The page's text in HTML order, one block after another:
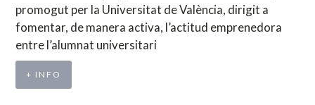
promogut per la Universitat de València, dirigit a
fomentar, de manera activa, l’actitud emprenedora
entre l’alumnat universitari
+ INFO